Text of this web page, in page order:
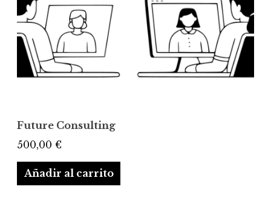
Future Consulting
500,00 €
Añadir al carrito